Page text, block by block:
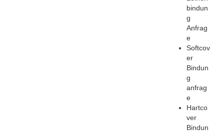
bindun
g
Anfrag
e
Softcov
er
Bindun
g
anfrag
e
Hartco
ver
Bindun